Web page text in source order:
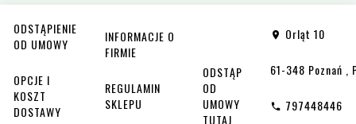
ODSTĄPIENIE
OD UMOWY
OPCJE I
KOSZT
DOSTAWY
INFORMACJE O
FIRMIE
REGULAMIN
SKLEPU
ODSTĄP
OD
UMOWY
TUTAJ
Orląt 10
61-348 Poznań ,
797448446